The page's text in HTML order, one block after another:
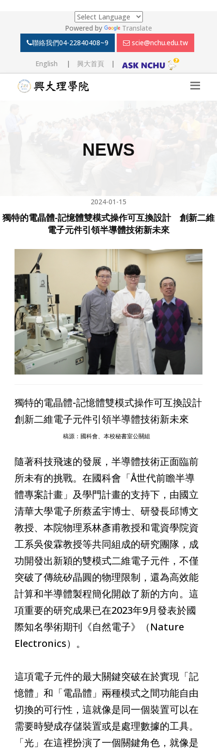
Powered by
Translate
聯絡我們04-22840408~9 scie@nchu.edu.tw
English | 興大首頁|
NEWS
2024-01-15
獨特的電晶體-記憶體雙模式操作可互換設計 創新二維
電子元件引領半導體技術新未來
獨特的電晶體-記憶體雙模式操作可互換設計
創新二維電子元件引領半導體技術新未來
稿源：國科會、本校秘書室公關組
隨著科技飛速的發展，半導體技術正面臨前
所未有的挑戰。在國科會「Å世代前瞻半導
體專案計畫」及學門計畫的支持下，由國立
清華大學電子所蔡孟宇博士、研發長邱博文
教授、本院物理系林彥甫教授和電資學院資
工系吳俊霖教授等共同組成的研究團隊，成
功開發出新穎的雙模式二維電子元件，不僅
突破了傳統矽晶圓的物理限制，還為高效能
計算和半導體製程簡化開啟了新的方向。這
項重要的研究成果已在2023年9月發表於國
際知名學術期刊《自然電子》（Nature
Electronics）。
這項電子元件的最大關鍵突破在於實現「記
憶體」和「電晶體」兩種模式之間功能自由
切換的可行性，這就像是同一個裝置可以在
需要時變成存儲裝置或是處理數據的工具。
「光」在這裡扮演了一個關鍵角色，就像是